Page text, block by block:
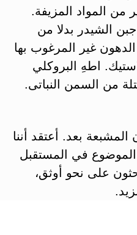
من المواد المزيفة.
الشيدر بدلا من
غير المرغوب بها
اطهِ البروكلي
من السمن النباتى.
بعد. أعتقد أننا
في المستقبل
على نحو أوثق،